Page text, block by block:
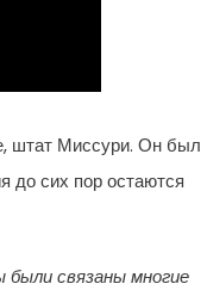
штат Миссури. Он был
до сих пор остаются
были связаны многие